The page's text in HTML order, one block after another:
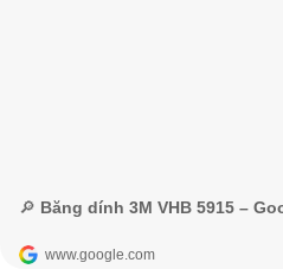
🔎 Băng dính 3M VHB 5915 –
www.google.com